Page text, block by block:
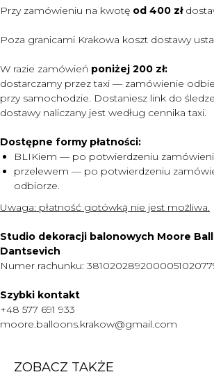
Przy zamówieniu na kwotę od 400 zł
Poza granicami Krakowa koszt dostawy
W razie zamówień poniżej 200 zł:
dostarczamy przez taxi — zamówienie
przy samochodzie. Dostaniesz link do
dostawy naliczany jest według cennika taxi.
Dostępne formy płatności:
BLIKiem — po potwierdzeniu
przelewem — po potwierdzeniu
odbiorze.
Uwaga: płatność gotówką nie jest możliwa.
Studio dekoracji balonowych Moore
Dantsevich
Numer rachunku:
Szybki kontakt
+48 577 691 933
moore.balloons.krakow@gmail.com
ZOBACZ TAKŻE
moore.balloons.krakow@gmail.com
KONTAKT
O NAS
CENNIK
DOSTAWA I PŁATNOŚĆ
WARTO WIEDZIEĆ
POLITYKA PRYWATNOŚCI
MENU